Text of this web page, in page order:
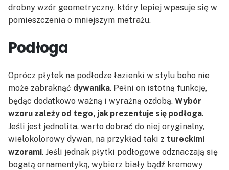
drobny wzór geometryczny, który lepiej wpasuje się w
pomieszczenia o mniejszym metrażu.
Podłoga
Oprócz płytek na podłodze łazienki w stylu boho nie
może zabraknąć dywanika. Pełni on istotną funkcję,
będąc dodatkowo ważną i wyraźną ozdobą. Wybór
wzoru zależy od tego, jak prezentuje się podłoga.
Jeśli jest jednolita, warto dobrać do niej oryginalny,
wielokolorowy dywan, na przykład taki z tureckimi
wzorami. Jeśli jednak płytki podłogowe odznaczają się
bogatą ornamentyką, wybierz biały bądź kremowy